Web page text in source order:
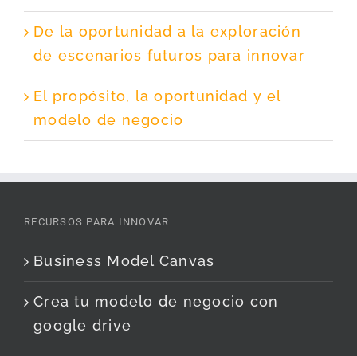
De la oportunidad a la exploración
de escenarios futuros para innovar
El propósito, la oportunidad y el
modelo de negocio
RECURSOS PARA INNOVAR
Business Model Canvas
Crea tu modelo de negocio con
google drive